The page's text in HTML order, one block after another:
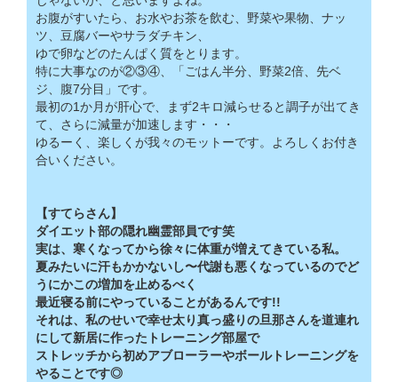
お腹がすいたら、お水やお茶を飲む、野菜や果物、ナッ
ツ、豆腐バーやサラダチキン、
ゆで卵などのたんぱく質をとります。
特に大事なのが②③④、「ごはん半分、野菜2倍、先ベ
ジ、腹7分目」です。
最初の1か月が肝心で、まず2キロ減らせると調子が出てき
て、さらに減量が加速します・・・
ゆるーく、楽しくが我々のモットーです。よろしくお付き
合いください。
【すてらさん】
ダイエット部の隠れ幽霊部員です笑
実は、寒くなってから徐々に体重が増えてきている私。
夏みたいに汗もかかないし〜代謝も悪くなっているのでど
うにかこの増加を止めるべく
最近寝る前にやっていることがあるんです!!
それは、私のせいで幸せ太り真っ盛りの旦那さんを道連れ
にして新居に作ったトレーニング部屋で
ストレッチから初めアブローラーやボールトレーニングを
やることです◎